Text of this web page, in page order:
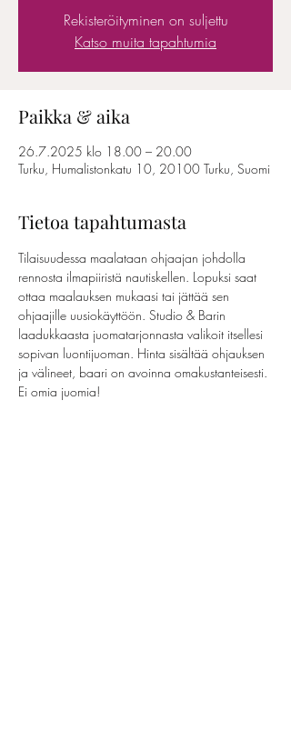
Rekisteröityminen on suljettu
Katso muita tapahtumia
Paikka & aika
26.7.2025 klo 18.00 – 20.00
Turku, Humalistonkatu 10, 20100 Turku, Suomi
Tietoa tapahtumasta
Tilaisuudessa maalataan ohjaajan johdolla
rennosta ilmapiiristä nautiskellen. Lopuksi saat
ottaa maalauksen mukaasi tai jättää sen
ohjaajille uusiokäyttöön. Studio & Barin
laadukkaasta juomatarjonnasta valikoit itsellesi
sopivan luontijuoman. Hinta sisältää ohjauksen
ja välineet, baari on avoinna omakustanteisesti.
Ei omia juomia!